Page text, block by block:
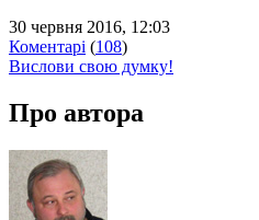
30 червня 2016, 12:03
Коментарі (108)
Вислови свою думку!
Про автора